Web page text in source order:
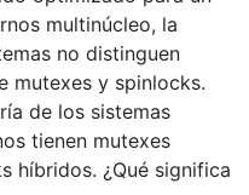
multinúcleo, la
no distinguen
mutexes y spinlocks.
de los sistemas
tienen mutexes
híbridos. ¿Qué significa